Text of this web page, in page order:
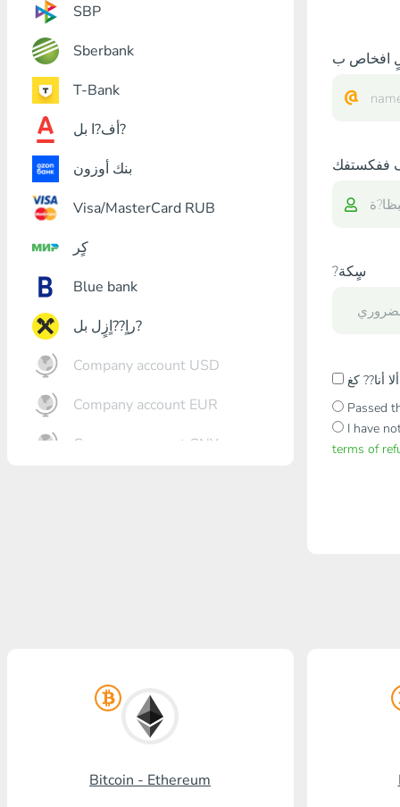
SBP
Sberbank
T-Bank
أف?ا بل?
بنك أوزون
Visa/MasterCard RUB
كٍر
Blue bank
راٍ??اٍزٍل بل?
Company account USD
Company account EUR
Company account CNY
Visa/MasterCard KGS
ففكستفك
?سٍكة
Passed
I have
terms of
Bitcoin - Ethereum